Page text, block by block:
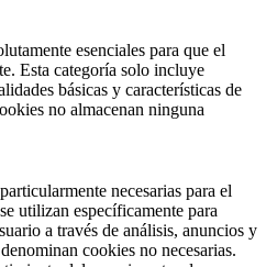
esenciales para que el
Esta categoría solo incluye
básicas y características de
no almacenan ninguna
necesarias para el
utilizan específicamente para
a través de análisis, anuncios y
cookies no necesarias.